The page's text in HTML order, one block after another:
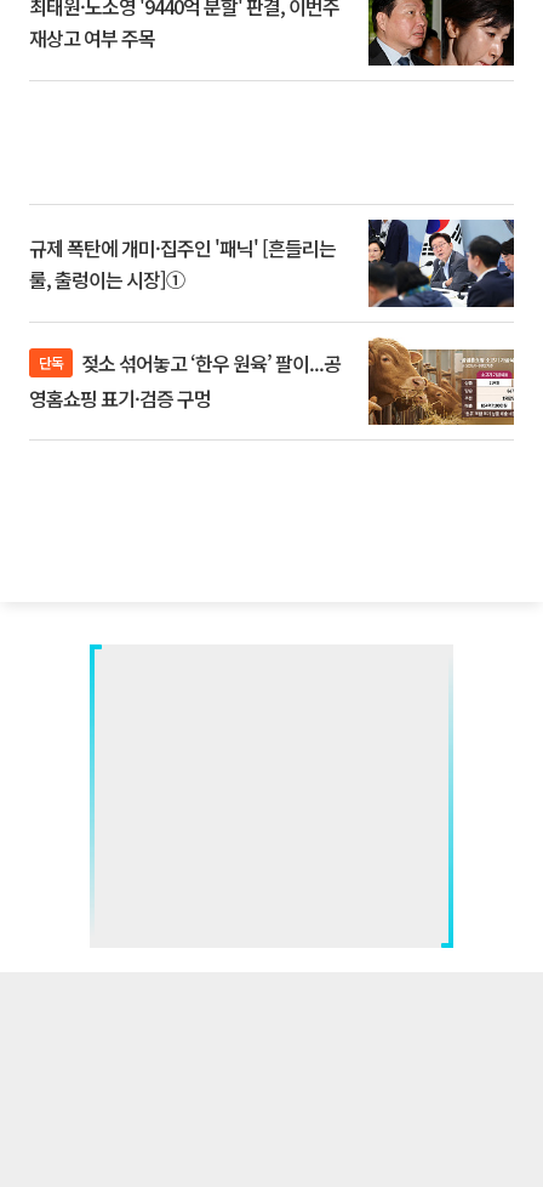
최태원·노소영 '9440억 분할' 판결, 이번주
재상고 여부 주목
규제 폭탄에 개미·집주인 '패닉' [흔들리는
룰, 출렁이는 시장]①
단독
영홈쇼핑 표기·검증 구멍